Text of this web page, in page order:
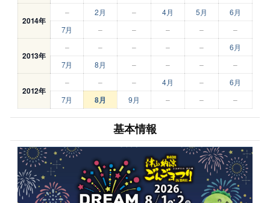
2014年
– 2月 – 4月 5月
6月
7月
– – – – –
2013年
– – – – –
6月
7月
8月 – – – –
2012年
– – – 4月 –
6月
7月
8月 9月 – – –
基本情報